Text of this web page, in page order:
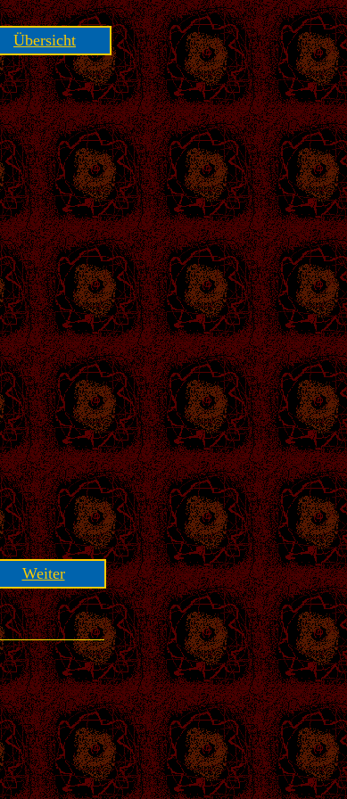
Übersicht
Weiter